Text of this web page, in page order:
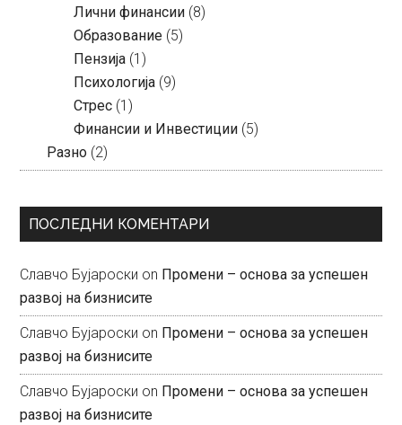
Лични финансии (8)
Образование (5)
Пензија (1)
Психологија (9)
Стрес (1)
Финансии и Инвестиции (5)
Разно (2)
ПОСЛЕДНИ КОМЕНТАРИ
Славчо Бујароски on Промени – основа за успешен
развој на бизнисите
Славчо Бујароски on Промени – основа за успешен
развој на бизнисите
Славчо Бујароски on Промени – основа за успешен
развој на бизнисите